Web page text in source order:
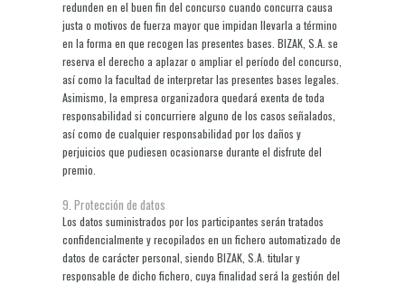
redunden en el buen fin del concurso cuando concurra causa
justa o motivos de fuerza mayor que impidan llevarla a término
en la forma en que recogen las presentes bases. BIZAK, S.A. se
reserva el derecho a aplazar o ampliar el período del concurso,
así como la facultad de interpretar las presentes bases legales.
Asimismo, la empresa organizadora quedará exenta de toda
responsabilidad si concurriere alguno de los casos señalados,
así como de cualquier responsabilidad por los daños y
perjuicios que pudiesen ocasionarse durante el disfrute del
premio.
9. Protección de datos
Los datos suministrados por los participantes serán tratados
confidencialmente y recopilados en un fichero automatizado de
datos de carácter personal, siendo BIZAK, S.A. titular y
responsable de dicho fichero, cuya finalidad será la gestión del